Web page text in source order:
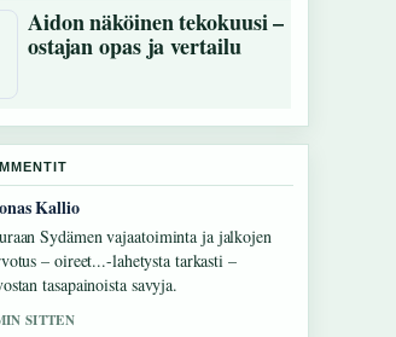
Aidon näköinen tekokuusi –
ostajan opas ja vertailu
Virtanen
taustoitusta aiheesta Samsung Galaxy
FE: Tekniset tiedot ja.... Pytkethan taman
ajan tasalla.
SITTEN